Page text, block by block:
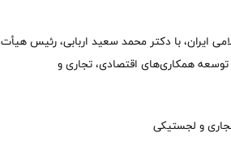
ایران، با دکتر محمد سعید اربابی، رئیس هیأت
و توسعه همکاری‌های اقتصادی، تجاری و